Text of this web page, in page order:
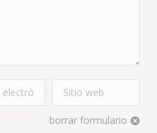
*
Sitio web
borrar formulario